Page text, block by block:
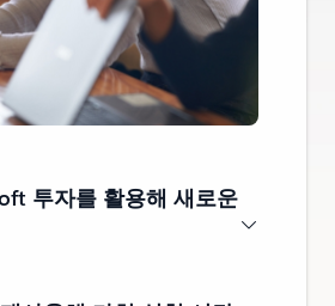
투자를 활용해 새로운